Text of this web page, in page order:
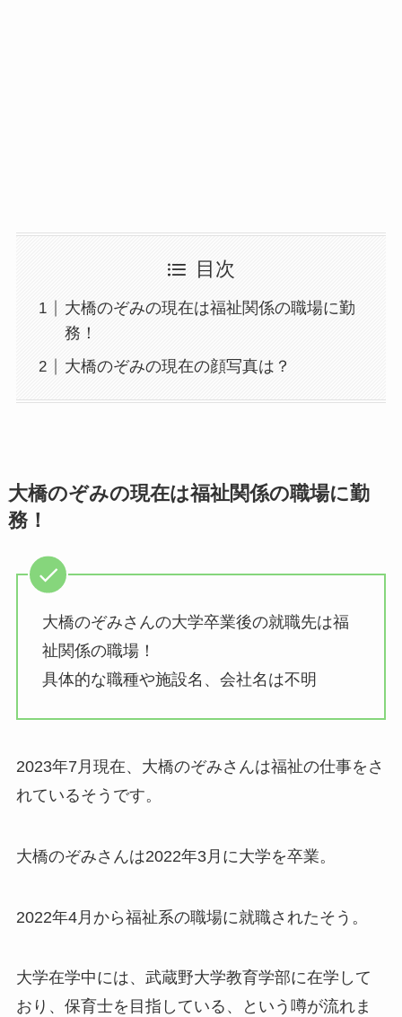
目次
大橋のぞみの現在は福祉関係の職場に勤
務！
大橋のぞみの現在の顔写真は？
大橋のぞみの現在は福祉関係の職場に勤
務！
大橋のぞみさんの大学卒業後の就職先は福
祉関係の職場！
具体的な職種や施設名、会社名は不明
2023年7月現在、大橋のぞみさんは福祉の仕事をさ
れているそうです。
大橋のぞみさんは2022年3月に大学を卒業。
2022年4月から福祉系の職場に就職されたそう。
大学在学中には、武蔵野大学教育学部に在学して
おり、保育士を目指している、という噂が流れま